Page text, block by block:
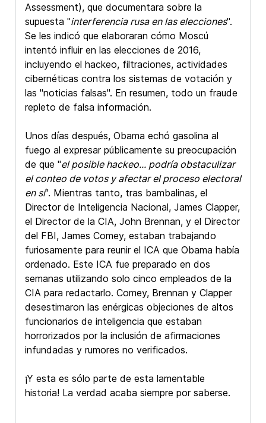
Assessment), que documentara sobre la
supuesta "interferencia rusa en las elecciones".
Se les indicó que elaboraran cómo Moscú
intentó influir en las elecciones de 2016,
incluyendo el hackeo, filtraciones, actividades
cibernéticas contra los sistemas de votación y
las "noticias falsas". En resumen, todo un fraude
repleto de falsa información.
Unos días después, Obama echó gasolina al
fuego al expresar públicamente su preocupación
de que "el posible hackeo... podría obstaculizar
el conteo de votos y afectar el proceso electoral
en sí". Mientras tanto, tras bambalinas, el
Director de Inteligencia Nacional, James Clapper,
el Director de la CIA, John Brennan, y el Director
del FBI, James Comey, estaban trabajando
furiosamente para reunir el ICA que Obama había
ordenado. Este ICA fue preparado en dos
semanas utilizando solo cinco empleados de la
CIA para redactarlo. Comey, Brennan y Clapper
desestimaron las enérgicas objeciones de altos
funcionarios de inteligencia que estaban
horrorizados por la inclusión de afirmaciones
infundadas y rumores no verificados.
¡Y esta es sólo parte de esta lamentable
historia! La verdad acaba siempre por saberse.